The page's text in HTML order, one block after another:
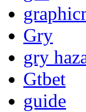
Gry
gry
Gtbet
guide